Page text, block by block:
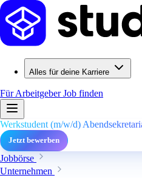
Alles für deine Karriere
Für ArbeitgeberJob finden
Werkstudent (m/w/d)
Jetzt bewerben
Jobbörse
Unternehmen